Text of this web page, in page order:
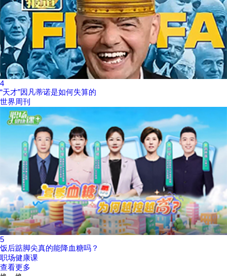
4
“天才”因凡蒂诺是如何失算的
世界周刊
5
饭后踮脚尖真的能降血糖吗？
职场健康课
查看更多